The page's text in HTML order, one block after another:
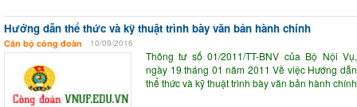
Hướng dẫn thể thức và kỹ thuật trình bày văn bản hành chính
Cán bộ công đoàn 10/09/2016
Thông tư số 01/2011/TT-BNV của Bộ Nội Vụ,
ngày 19 tháng 01 năm 2011 Về việc Hướng dẫn
thể thức và kỹ thuật trình bày văn bản hành chính